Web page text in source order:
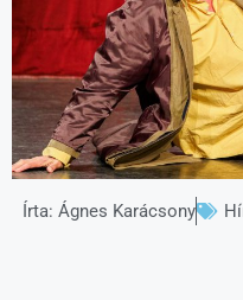
Írta: Ágnes Karácsony